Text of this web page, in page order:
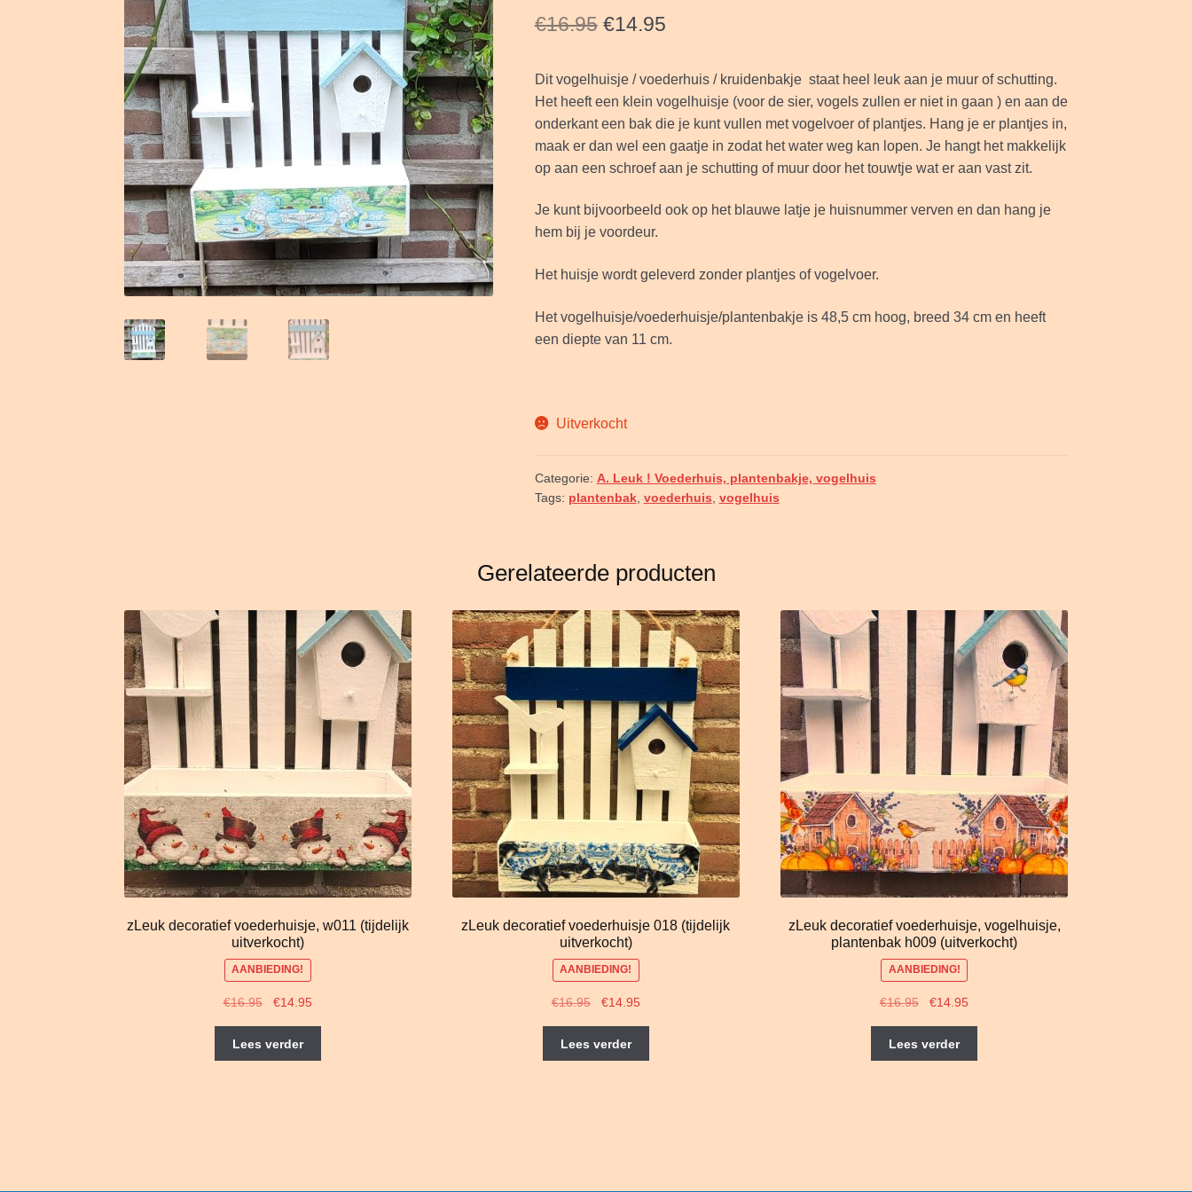
€16.95 Oorspronkelijke
was:
€16.95.
€14.95Huidige
is:
€14.95.
Dit vogelhuisje / voederhuis / kruidenbakje staat heel leuk aan je muur of schutting.
Het heeft een klein vogelhuisje (voor de sier, vogels zullen er niet in gaan ) en aan de
onderkant een bak die je kunt vullen met vogelvoer of plantjes. Hang je er plantjes in,
maak er dan wel een gaatje in zodat het water weg kan lopen. Je hangt het makkelijk
op aan een schroef aan je schutting of muur door het touwtje wat er aan vast zit.
Je kunt bijvoorbeeld ook op het blauwe latje je huisnummer verven en dan hang je
hem bij je voordeur.
Het huisje wordt geleverd zonder plantjes of vogelvoer.
Het vogelhuisje/voederhuisje/plantenbakje is 48,5 cm hoog, breed 34 cm en heeft
een diepte van 11 cm.
Uitverkocht
Categorie: A. Leuk ! Voederhuis, plantenbakje, vogelhuis
Tags: plantenbak, voederhuis vogelhuis
Gerelateerde producten
zLeuk decoratief voederhuisje, w011 (tijdelijk
uitverkocht)
AANBIEDING!
€16.95
Oorspronkelijke
was:
€16.95.
€14.95
€14.95.
Lees verder
zLeuk decoratief voederhuisje 018 (tijdelijk
uitverkocht)
AANBIEDING!
€16.95
Oorspronkelijke
was:
€16.95.
€14.95
€14.95.
Lees verder
zLeuk decoratief voederhuisje, vogelhuisje,
plantenbak h009 (uitverkocht)
AANBIEDING!
€16.95
Oorspronkelijke
was:
€16.95.
€14.95
€14.95.
Lees verder